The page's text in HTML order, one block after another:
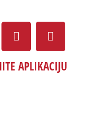
APLIKACIJU